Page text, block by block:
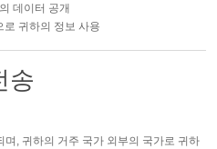
데이터 공개
로 귀하의 정보 사용
송
, 귀하의 거주 국가 외부의 국가로 귀하